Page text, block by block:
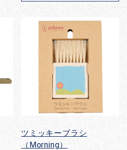
ツミッキーブラシ
（Morning）